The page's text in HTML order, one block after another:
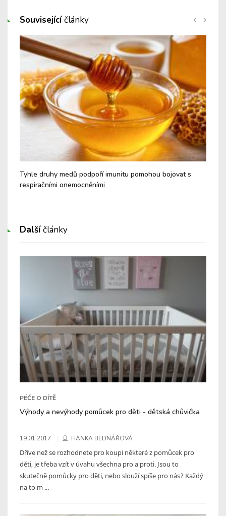
Souvisejícíčlánky
Tyhle druhy medů podpoří imunitu pomohou bojovat s
respiračními onemocněními
Dalšíčlánky
PÉČE O DÍTĚ
Výhody a nevýhody pomůcek pro děti - dětská chůvička
19.01.2017 HANKA BEDNÁŘOVÁ
Dříve než se rozhodnete pro koupi některé z pomůcek pro
děti, je třeba vzít v úvahu všechna pro a proti. Jsou to
skutečně pomůcky pro děti, nebo slouží spíše pro nás? Každý
na to m ...